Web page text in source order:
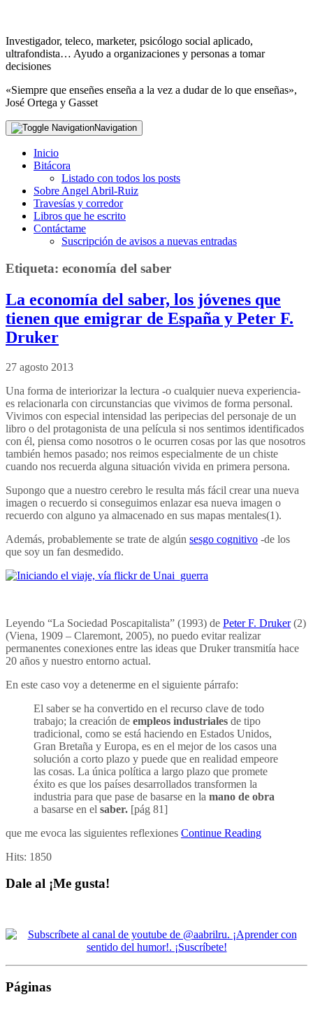
Investigador, teleco, marketer, psicólogo social aplicado,
ultrafondista… Ayudo a organizaciones y personas a tomar
decisiones
«Siempre que enseñes enseña a la vez a dudar de lo que enseñas»,
José Ortega y Gasset
Navigation
Inicio
Bitácora
Listado con todos los posts
Sobre Angel Abril-Ruiz
Travesías y corredor
Libros que he escrito
Contáctame
Suscripción de avisos a nuevas entradas
Etiqueta: economía del saber
La economía del saber, los jóvenes que
tienen que emigrar de España y Peter F.
Druker
27 agosto 2013
Una forma de interiorizar la lectura -o cualquier nueva experiencia-
es relacionarla con circunstancias que vivimos de forma personal.
Vivimos con especial intensidad las peripecias del personaje de un
libro o del protagonista de una película si nos sentimos identificados
con él, piensa como nosotros o le ocurren cosas por las que nosotros
también hemos pasado; nos reimos especialmente de un chiste
cuando nos recuerda alguna situación vivida en primera persona.
Supongo que a nuestro cerebro le resulta más fácil crear una nueva
imagen o recuerdo si conseguimos enlazar esa nueva imagen o
recuerdo con alguno ya almacenado en sus mapas mentales(1).
Además, probablemente se trate de algún sesgo cognitivo -de los
que soy un fan desmedido.
Leyendo “La Sociedad Poscapitalista” (1993) de Peter F. Druker(2)
(Viena, 1909 – Claremont, 2005), no puedo evitar realizar
permanentes conexiones entre las ideas que Druker transmitía hace
20 años y nuestro entorno actual.
En este caso voy a detenerme en el siguiente párrafo:
El saber se ha convertido en el recurso clave de todo
trabajo; la creación de empleos industriales de tipo
tradicional, como se está haciendo en Estados Unidos,
Gran Bretaña y Europa, es en el mejor de los casos una
solución a corto plazo y puede que en realidad empeore
las cosas. La única política a largo plazo que promete
éxito es que los países desarrollados transformen la
industria para que pase de basarse en la mano de obra
a basarse en el saber. [pág 81]
que me evoca las siguientes reflexiones Continue Reading
Hits: 1850
Dale al ¡Me gusta!
Páginas